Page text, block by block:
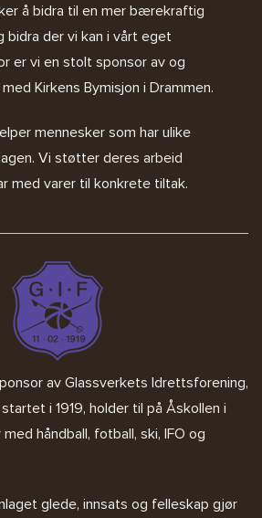
å bidra til en mer bærekraftig
bidra der vi kan i vårt eget
er vi en stolt sponsor av og
Kirkens Bymisjon i Drammen.
mennesker som har ulike
Vi støtter deres arbeid
med varer til konkrete tiltak.
av Glassverkets Idrettsforening,
i 1919, holder til på Åskollen i
håndball, fotball, ski, IFO og
glede, innsats og felleskap gjør